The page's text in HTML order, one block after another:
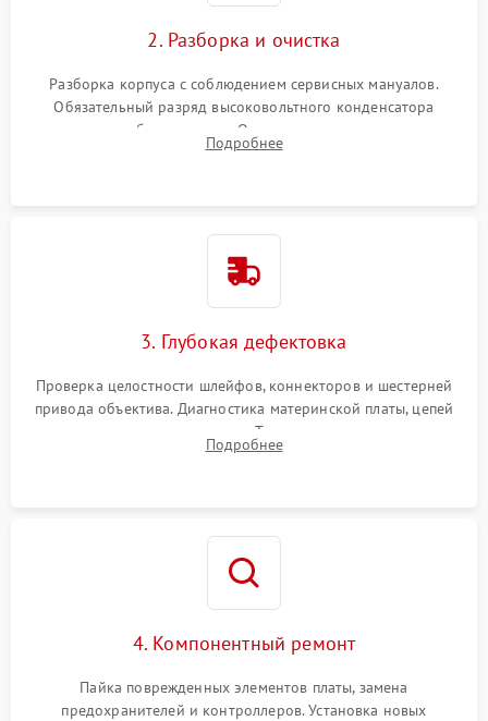
2. Разборка и очистка
Разборка корпуса с соблюдением сервисных мануалов.
Обязательный разряд высоковольтного конденсатора
вспышки для безопасности. Очистка внутренних узлов от
пыли, песка и следов влаги с помощью спецсредств.
Подробнее
3. Глубокая дефектовка
Проверка целостности шлейфов, коннекторов и шестерней
привода объектива. Диагностика материнской платы, цепей
питания и картоприемника. Тестирование механизма
затвора и блока внутрикамерной стабилизации.
Подробнее
4. Компонентный ремонт
Пайка поврежденных элементов платы, замена
предохранителей и контроллеров. Установка новых